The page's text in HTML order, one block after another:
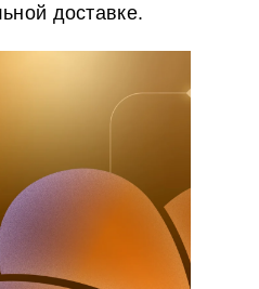
доставке.